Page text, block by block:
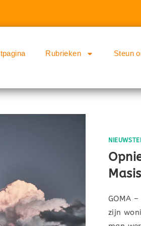
Rubrieken Steun
GOMA
zijn